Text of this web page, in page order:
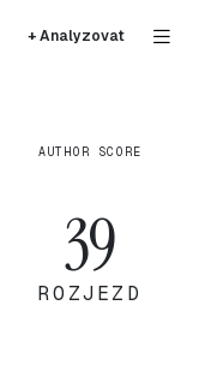
+ Analyzovat
AUTHOR SCORE
39
ROZJEZD